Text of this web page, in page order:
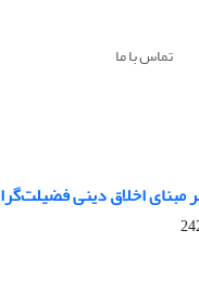
تماس با ما
مبنای اخلاق دینی فضیلت‌گرا